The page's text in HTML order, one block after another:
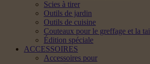
Scies à tirer
Outils de jardin
Outils de cuisine
Couteaux pour le greffage et la
Édition spéciale
ACCESSOIRES
Accessoires pour